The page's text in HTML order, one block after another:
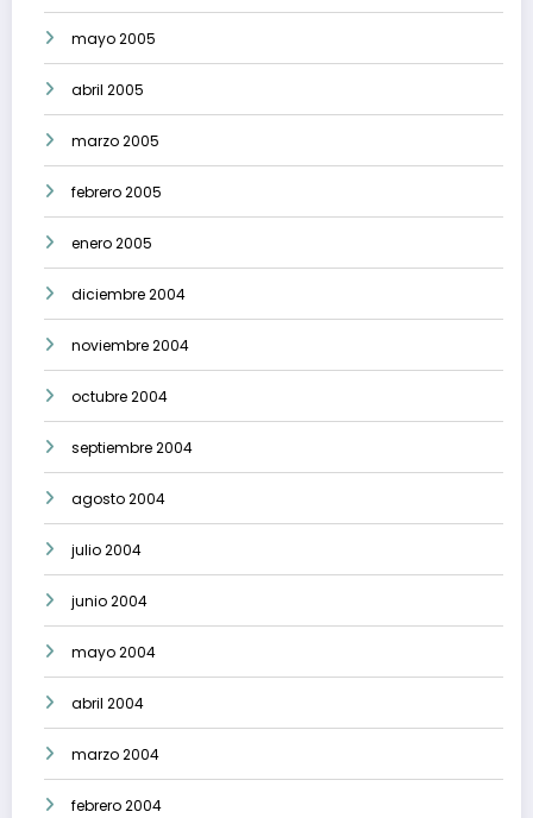
mayo 2005
abril 2005
marzo 2005
febrero 2005
enero 2005
diciembre 2004
noviembre 2004
octubre 2004
septiembre 2004
agosto 2004
julio 2004
junio 2004
mayo 2004
abril 2004
marzo 2004
febrero 2004